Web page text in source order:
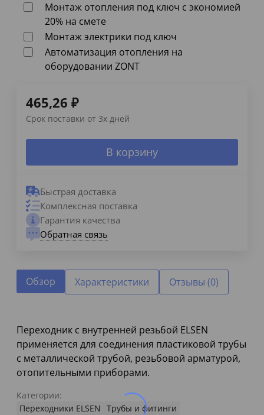
Монтаж отопления под ключ с экономией
20% на смете
Монтаж электрики под ключ
Автоматизация отопления на
оборудовании ZONT
465,26 ₽
Срок поставки от 3х дней
В корзину
Быстрая доставка
Комплексная поставка
Гарантия качества
Обратная связь
Обзор Характеристики Отзывы (0)
Переходник с внутренней резьбой ELSEN
применяется для соединения пластиковой трубы
с металлической трубой, резьбовой арматурой,
отопительными приборами.
Категории:
Переходники ELSEN Трубы и фитинги